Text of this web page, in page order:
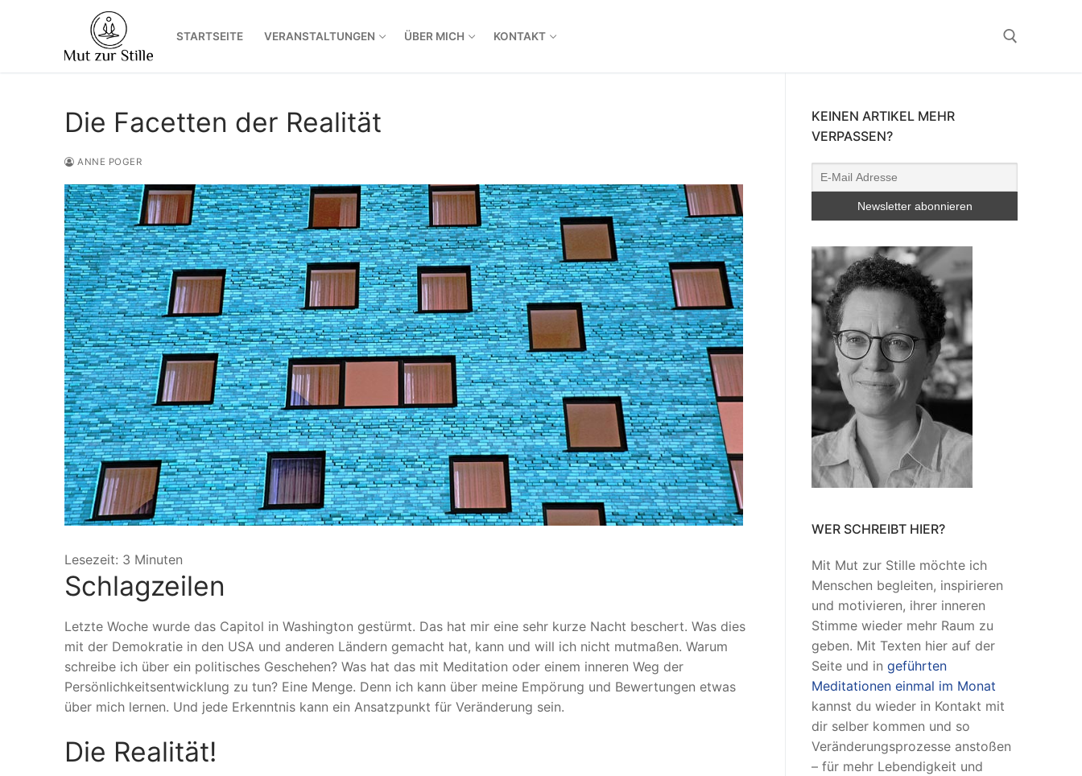
STARTSEITE VERANSTALTUNGEN ÜBER MICH KONTAKT
Die Facetten der Realität
ANNE POGER
Lesezeit: 3 Minuten
Schlagzeilen
Letzte Woche wurde das Capitol in Washington gestürmt. Das hat mir eine sehr kurze Nacht beschert. Was dies
mit der Demokratie in den USA und anderen Ländern gemacht hat, kann und will ich nicht mutmaßen. Warum
schreibe ich über ein politisches Geschehen? Was hat das mit Meditation oder einem inneren Weg der
Persönlichkeitsentwicklung zu tun? Eine Menge. Denn ich kann über meine Empörung und Bewertungen etwas
über mich lernen. Und jede Erkenntnis kann ein Ansatzpunkt für Veränderung sein.
Die Realität!
KEINEN ARTIKEL MEHR
VERPASSEN?
WER SCHREIBT HIER?
Mit Mut zur Stille möchte ich
Menschen begleiten, inspirieren
und motivieren, ihrer inneren
Stimme wieder mehr Raum zu
geben. Mit Texten hier auf der
Seite und in geführten
Meditationen einmal im Monat
kannst du wieder in Kontakt mit
dir selber kommen und so
Veränderungsprozesse anstoßen
– für mehr Lebendigkeit und